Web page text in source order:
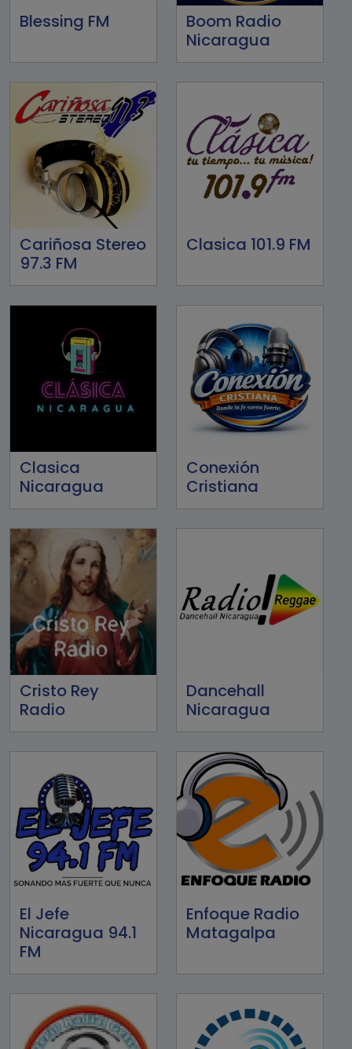
Blessing FM
Boom Radio
Nicaragua
Cariñosa Stereo
97.3 FM
Clasica 101.9 FM
Clasica
Nicaragua
Conexión
Cristiana
Cristo Rey
Radio
Dancehall
Nicaragua
El Jefe
Nicaragua 94.1
FM
Enfoque Radio
Matagalpa